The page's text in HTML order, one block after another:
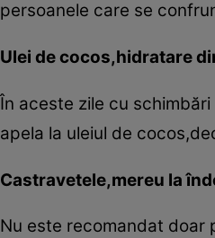
persoanele care se
Ulei de cocos,hidratare
În aceste zile cu
apela la uleiul de
Castravetele,mereu la
Nu este recomandat doar